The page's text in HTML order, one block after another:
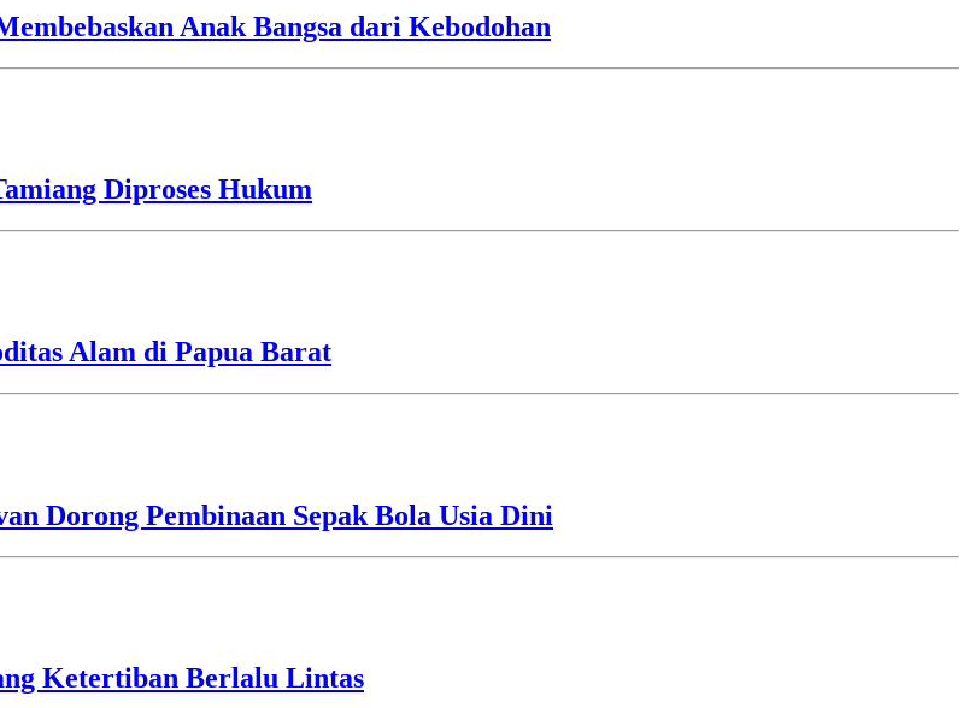
Anak Bangsa dari Kebodohan
Diproses Hukum
Alam di Papua Barat
Dorong Pembinaan Sepak Bola Usia Dini
Ketertiban Berlalu Lintas